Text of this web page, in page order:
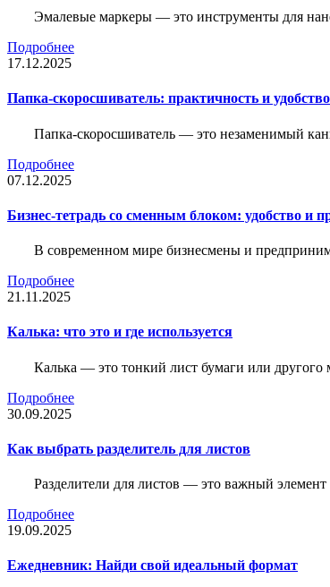
Эмалевые маркеры — это инструменты для
Подробнее
17.12.2025
Папка-скоросшиватель: практичность и
Папка-скоросшиватель — это незаменимый
Подробнее
07.12.2025
Бизнес-тетрадь со сменным блоком: удобство и
В современном мире бизнесмены и
Подробнее
21.11.2025
Калька: что это и где используется
Калька — это тонкий лист бумаги или другого
Подробнее
30.09.2025
Как выбрать разделитель для листов
Разделители для листов — это важный
Подробнее
19.09.2025
Ежедневник: Найди свой идеальный формат